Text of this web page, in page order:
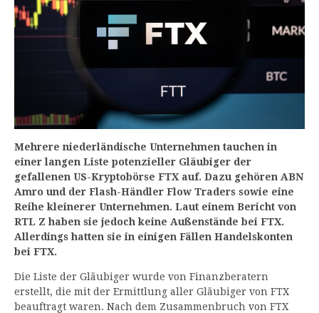
Mehrere niederländische Unternehmen tauchen in
einer langen Liste potenzieller Gläubiger der
gefallenen US-Kryptobörse FTX auf. Dazu gehören ABN
Amro und der Flash-Händler Flow Traders sowie eine
Reihe kleinerer Unternehmen. Laut einem Bericht von
RTL Z haben sie jedoch keine Außenstände bei FTX.
Allerdings hatten sie in einigen Fällen Handelskonten
bei FTX.
Die Liste der Gläubiger wurde von Finanzberatern
erstellt, die mit der Ermittlung aller Gläubiger von FTX
beauftragt waren. Nach dem Zusammenbruch von FTX